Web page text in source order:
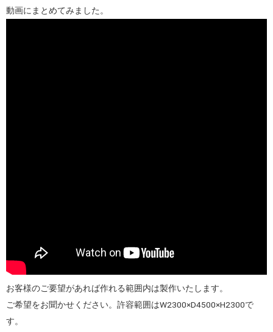
動画にまとめてみました。
お客様のご要望があれば作れる範囲内は製作いたします。
ご希望をお聞かせください。許容範囲はW2300×D4500×H2300で
す。